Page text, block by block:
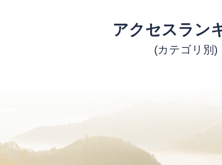
アクセスラン
(カテゴリ別)